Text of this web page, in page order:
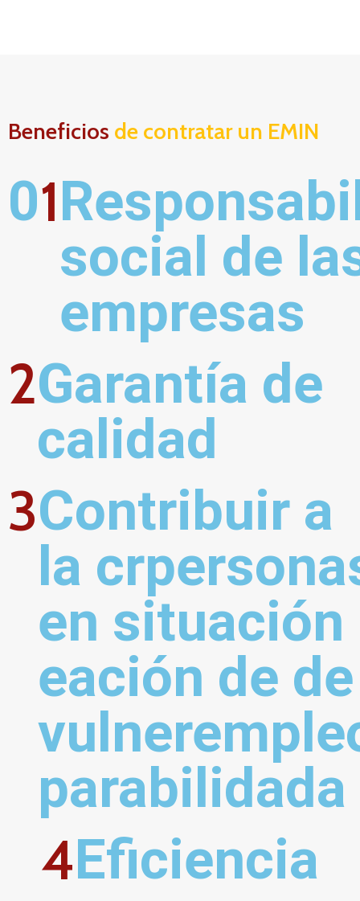
Beneficios de contratar un EMIN
01
social de
empresas
2Garantía de
calidad
3Contribuir a
la
en situación
eación de de
parabilidada
4Eﬁciencia